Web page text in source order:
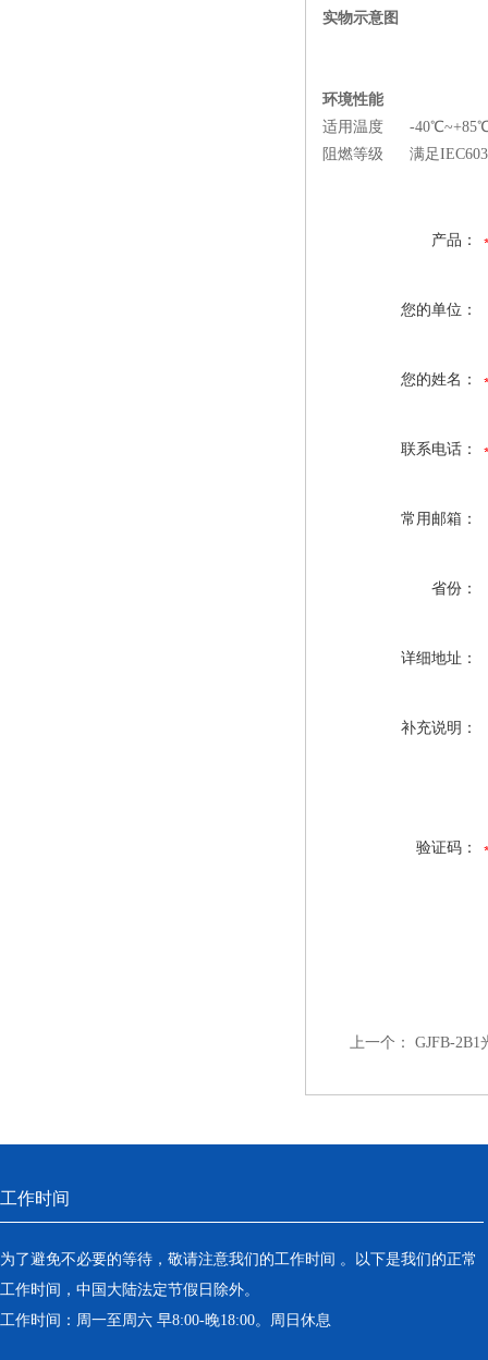
实物示意图
环境性能
适用温度 -
阻燃等级 满足
产品：
您的单位：
您的姓名：
联系电话：
常用邮箱：
省份：
详细地址：
补充说明：
验证码：
上一个： GJFB-2B1
工作时间
为了避免不必要的等待，敬请注意我们的工作时间 。以下是我们的正常
工作时间，中国大陆法定节假日除外。
工作时间：周一至周六 早8:00-晚18:00。周日休息